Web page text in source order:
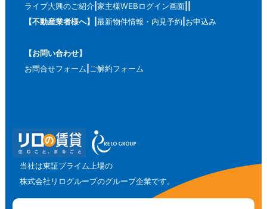
ライブ大興のご紹介 家主様WEBログイン画面
【不動産業者様へ】
最新物件情報・内見予約 お申込み
【お問い合わせ】
お問合せフォーム ご解約フォーム
当社は東証プライム上場の
株式会社リログループのグループ企業です。